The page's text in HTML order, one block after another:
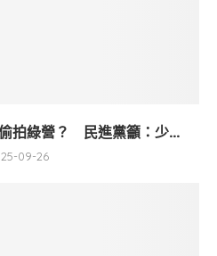
拍綠營？ 民進黨籲：少...
09-26